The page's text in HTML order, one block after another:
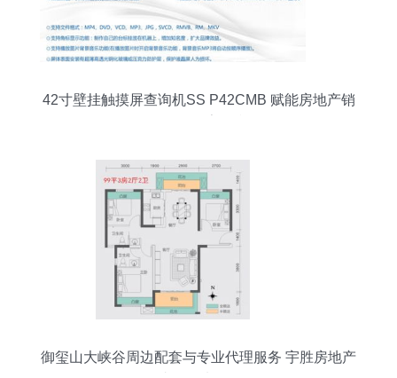
42寸壁挂触摸屏查询机SS P42CMB 赋能房地产销
御玺山大峡谷周边配套与专业代理服务 宇胜房地产